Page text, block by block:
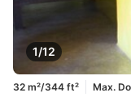
1/12
32 m²/344 ft² Max.